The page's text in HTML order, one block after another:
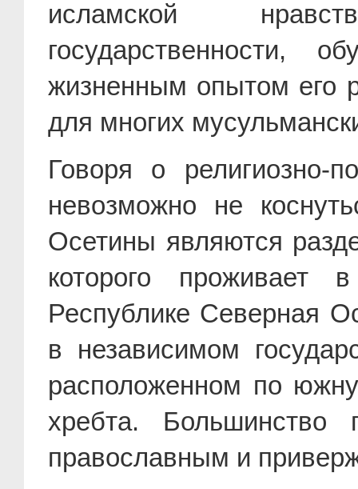
исламской
государственности,
жизненным опытом его
для многих
Говоря о религиозно-
невозможно не
Осетины являются
которого
Республике Северная
в независимом
расположенном по
хребта.
православным и